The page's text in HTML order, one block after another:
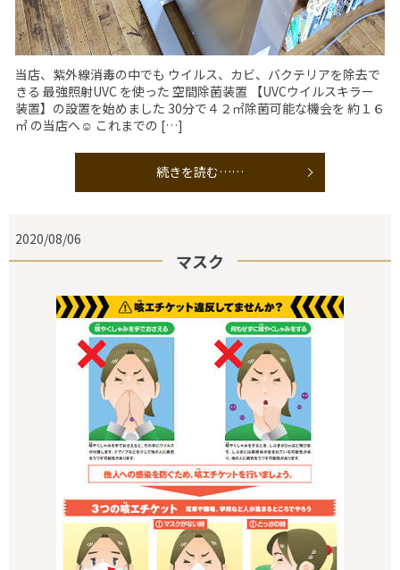
当店、紫外線消毒の中でも ウイルス、カビ、バクテリアを除去で
きる 最強照射UVC を使った 空間除菌装置 【UVCウイルスキラー
装置】の設置を始めました 30分で４２㎡除菌可能な機会を 約１６
㎡ の当店へ☺️ これまでの […]
続きを読む……
2020/08/06
マスク